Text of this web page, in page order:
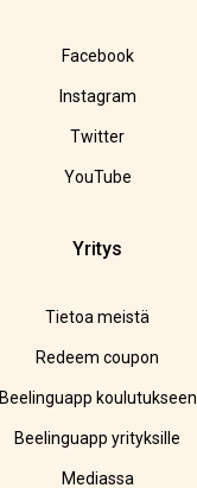
Facebook
Instagram
Twitter
YouTube
Yritys
Tietoa meistä
Redeem coupon
Beelinguapp koulutukseen
Beelinguapp yrityksille
Mediassa